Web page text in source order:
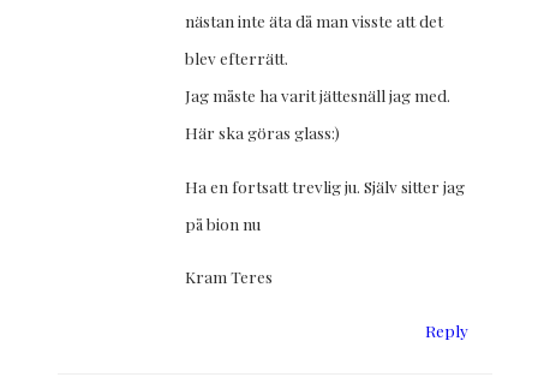
nästan inte äta då man visste att det
blev efterrätt.
Jag måste ha varit jättesnäll jag med.
Här ska göras glass:)
Ha en fortsatt trevlig ju. Själv sitter jag
på bion nu
Kram Teres
Reply